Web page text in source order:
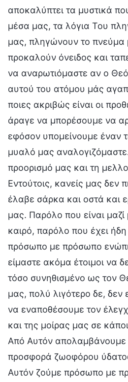
αποκαλύπτει τα μυστικά
μέσα μας, τα λόγια Του
μας, πληγώνουν το πνεύμα
προκαλούν όνειδος και
να αναρωτιόμαστε αν ο
αυτού του ατόμου μάς
ποιες ακριβώς είναι οι
άραγε να μπορέσουμε να
εφόσον υπομείνουμε έναν
μυαλό μας
προορισμό μας και τη
Εντούτοις, κανείς μας δεν
έλαβε σάρκα και οστά και
μας. Παρόλο που είναι
καιρό, παρόλο που έχει
πρόσωπο με πρόσωπο
είμαστε ακόμα έτοιμοι να
τόσο συνηθισμένο ως τον
μας, πολύ λιγότερο δε, δεν
να εναποθέσουμε τον
και της μοίρας μας σε
Από Αυτόν απολαμβάνουμε
προσφορά ζωοφόρου
Αυτόν ζούμε πρόσωπο με